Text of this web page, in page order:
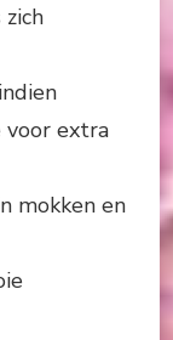
extra
mokken en